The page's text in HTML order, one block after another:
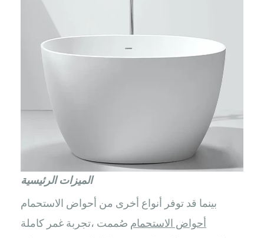
الميزات الرئيسية
بينما قد توفر أنواع أخرى من أحواض الاستحمام
تجربة غمر كاملة،
أحواض الاستحمام